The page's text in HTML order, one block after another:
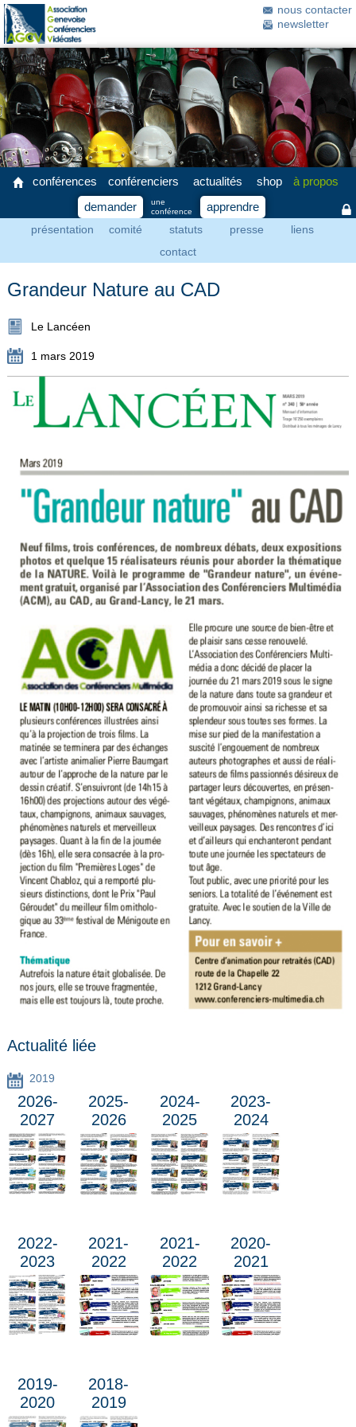
nous contacter
newsletter
conférences conférenciers actualités shop à propos
présentation comité statuts presse
liens
contact
demander
une
conférence
apprendre
Grandeur Nature au CAD
Le Lancéen
1 mars 2019
Actualité liée
2019
2026-
2027
2025-
2026
2024-
2025
2023-
2024
2022-
2023
2021-
2022
2021-
2022
2020-
2021
2019-
2020
2018-
2019